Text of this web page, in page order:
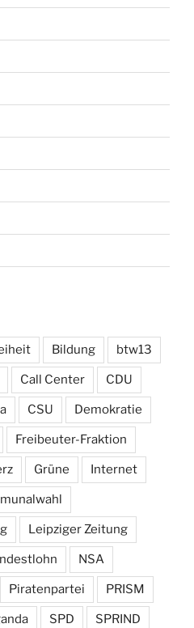
Bildung btw13
Call Center CDU
CSU Demokratie
Freibeuter-Fraktion
Grüne Internet
Leipziger Zeitung
NSA
Piratenpartei PRISM
SPD SPRIND